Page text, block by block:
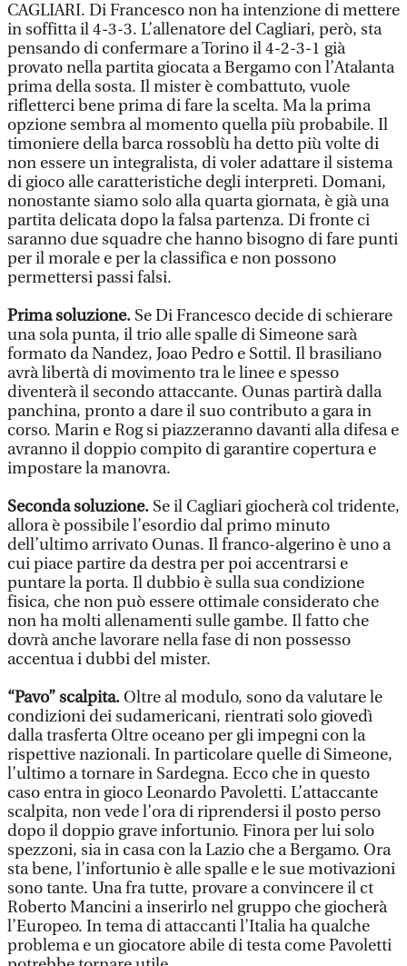
CAGLIARI. Di Francesco non ha intenzione di mettere
in soffitta il 4-3-3. L’allenatore del Cagliari, però, sta
pensando di confermare a Torino il 4-2-3-1 già
provato nella partita giocata a Bergamo con l’Atalanta
prima della sosta. Il mister è combattuto, vuole
rifletterci bene prima di fare la scelta. Ma la prima
opzione sembra al momento quella più probabile. Il
timoniere della barca rossoblù ha detto più volte di
non essere un integralista, di voler adattare il sistema
di gioco alle caratteristiche degli interpreti. Domani,
nonostante siamo solo alla quarta giornata, è già una
partita delicata dopo la falsa partenza. Di fronte ci
saranno due squadre che hanno bisogno di fare punti
per il morale e per la classifica e non possono
permettersi passi falsi.
Prima soluzione. Se Di Francesco decide di schierare
una sola punta, il trio alle spalle di Simeone sarà
formato da Nandez, Joao Pedro e Sottil. Il brasiliano
avrà libertà di movimento tra le linee e spesso
diventerà il secondo attaccante. Ounas partirà dalla
panchina, pronto a dare il suo contributo a gara in
corso. Marin e Rog si piazzeranno davanti alla difesa e
avranno il doppio compito di garantire copertura e
impostare la manovra.
Seconda soluzione. Se il Cagliari giocherà col tridente,
allora è possibile l’esordio dal primo minuto
dell’ultimo arrivato Ounas. Il franco-algerino è uno a
cui piace partire da destra per poi accentrarsi e
puntare la porta. Il dubbio è sulla sua condizione
fisica, che non può essere ottimale considerato che
non ha molti allenamenti sulle gambe. Il fatto che
dovrà anche lavorare nella fase di non possesso
accentua i dubbi del mister.
“Pavo” scalpita. Oltre al modulo, sono da valutare le
condizioni dei sudamericani, rientrati solo giovedì
dalla trasferta Oltre oceano per gli impegni con la
rispettive nazionali. In particolare quelle di Simeone,
l’ultimo a tornare in Sardegna. Ecco che in questo
caso entra in gioco Leonardo Pavoletti. L’attaccante
scalpita, non vede l’ora di riprendersi il posto perso
dopo il doppio grave infortunio. Finora per lui solo
spezzoni, sia in casa con la Lazio che a Bergamo. Ora
sta bene, l’infortunio è alle spalle e le sue motivazioni
sono tante. Una fra tutte, provare a convincere il ct
Roberto Mancini a inserirlo nel gruppo che giocherà
l’Europeo. In tema di attaccanti l’Italia ha qualche
problema e un giocatore abile di testa come Pavoletti